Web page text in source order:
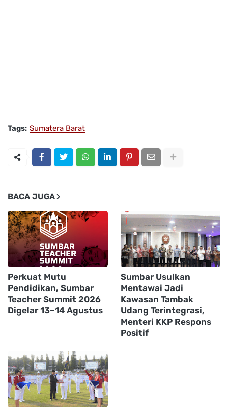
Tags: Sumatera Barat
BACA JUGA
Perkuat Mutu
Pendidikan, Sumbar
Teacher Summit 2026
Digelar 13–14 Agustus
Sumbar Usulkan
Mentawai Jadi
Kawasan Tambak
Udang Terintegrasi,
Menteri KKP Respons
Positif